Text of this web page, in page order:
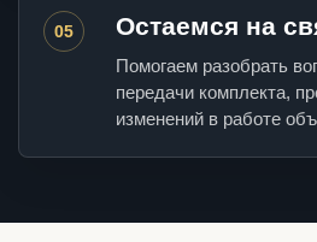
05 Остаемся на
Помогаем разобрать
передачи комплекта,
изменений в работе